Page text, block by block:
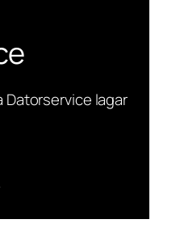
Datorservice lagar